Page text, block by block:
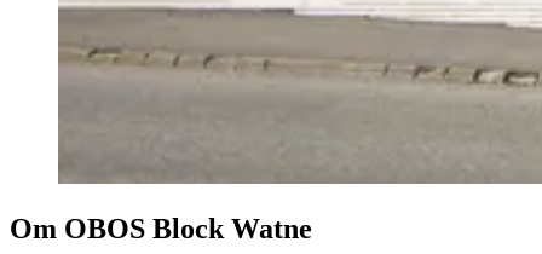
Om OBOS Block Watne